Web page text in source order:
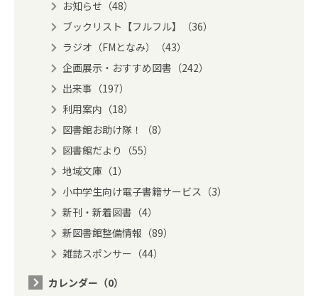
お知らせ（48）
ブックリスト【フルフル】（36）
ラジオ（FMとなみ）（43）
企画展示・おすすめ図書（242）
出来事（197）
利用案内（18）
図書館お助け隊！（8）
図書館だより（55）
地域文庫（1）
小中学生向け電子書籍サービス（3）
新刊・新着図書（4）
新図書館整備情報（89）
雑誌スポンサー（44）
カレンダー（0）